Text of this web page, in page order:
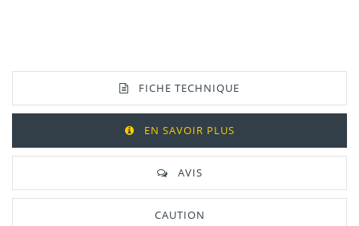
FICHE TECHNIQUE
EN SAVOIR PLUS
AVIS
CAUTION